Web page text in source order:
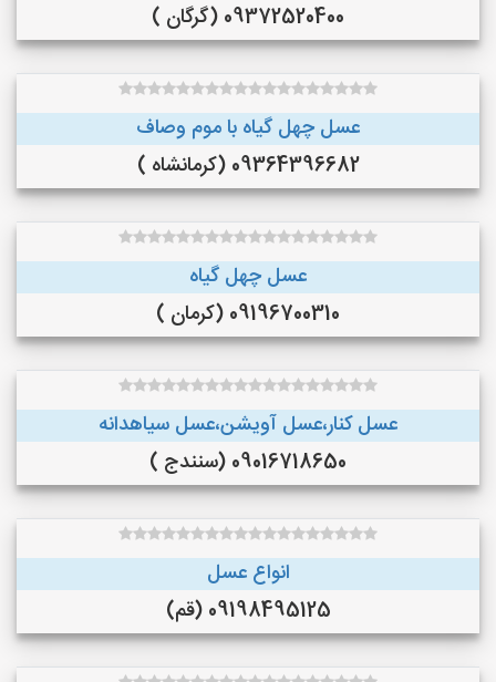
09372520400 (گرگان )
عسل چهل گیاه با موم وصاف
09364396682 (کرمانشاه )
عسل چهل گیاه
09196700310 (کرمان )
عسل کنار،عسل آویشن،عسل سیاهدانه
09016718650 (سنندج )
انواع عسل
09198495125 (قم)